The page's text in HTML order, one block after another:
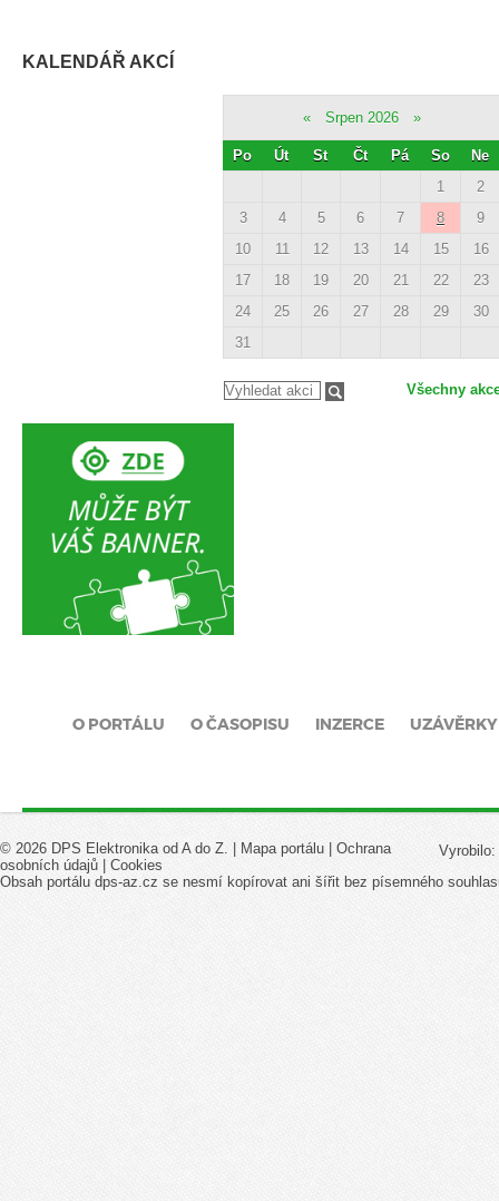
KALENDÁŘ AKCÍ
« Srpen 2026 »
Po Út St Čt Pá So
Ne
1
2
3
4 5 6 7 8
9
10
11 12 13 14 15
16
17
18 19 20 21 22
23
24
25 26 27 28 29
30
31
Všechny
O PORTÁLU O ČASOPISU INZERCE UZÁVĚRKY
Vyrobilo:
© 2026 DPS Elektronika od A do Z. | Mapa portálu | Ochrana
osobních údajů | Cookies
Obsah portálu dps-az.cz se nesmí kopírovat ani šířit bez písemného